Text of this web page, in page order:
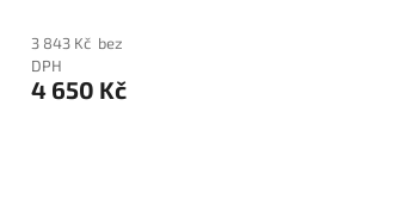
3 843 Kč bez
DPH
4 650 Kč